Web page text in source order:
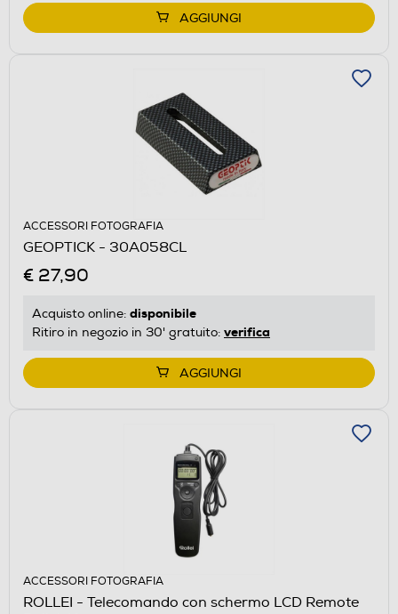
AGGIUNGI
ACCESSORI FOTOGRAFIA
GEOPTICK - 30A058CL
€ 27,90
Acquisto online: disponibile
Ritiro in negozio in 30' gratuito: verifica
AGGIUNGI
ACCESSORI FOTOGRAFIA
ROLLEI - Telecomando con schermo LCD Remote